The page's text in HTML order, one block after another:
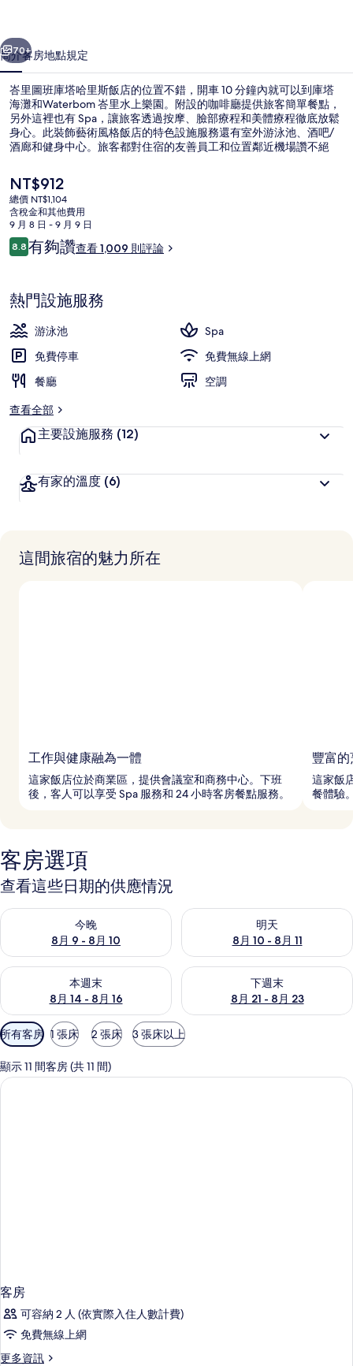
里
斯
飯
店
的
相
片
集
個 下一個
70+
簡介客房地點規定
峇里圖班庫塔哈里斯飯店的位置不錯，開車 10 分鐘內就可以到庫塔
海灘和Waterbom 峇里水上樂園。附設的咖啡廳提供旅客簡單餐點，
另外這裡也有 Spa，讓旅客透過按摩、臉部療程和美體療程徹底放鬆
身心。此裝飾藝術風格飯店的特色設施服務還有室外游泳池、酒吧/
酒廊和健身中心。旅客都對住宿的友善員工和位置鄰近機場讚不絕
目
前
的
價
格
是
NT$912
總價 NT$1,104
含稅金和其他費用
9 月 8 日 - 9 月 9 日
評
論
8.88.8 分，滿分 10 分，
有夠讚查看 1,009 則評論
熱門設施服務
游泳池
Spa
免費停車
免費無線上網
餐廳
空調
查看全部
主要設施服務 (12)
有家的溫度 (6)
這間旅宿的魅力所在
工作與健康融為一體
這家飯店位於商業區，提供會議室和商務中心。下班
後，客人可以享受 Spa 服務和 24 小時客房餐點服務。
豐富
這家飯
餐體驗
客房選項
查看這些日期的供應情況
今晚
8月 9 - 8月 10
查看今晚 (8月 9 - 8月 10) 的供應情況
明天
8月 10 - 8月 11
查看明天 (8月 10 - 8月 11) 的
本週末
8月 14 - 8月 16
查看本週末 (8月 14 - 8月 16) 的供應情況
下週末
8月 21 - 8月 23
查看下週末 (8月 21 - 8月 23)
可
用
的
客
所有客房 1 張床 2 張床 3 張床以上
顯示 11 間客房 (共 11 間)
客房
可容納 2 人 (依實際入住人數計費)
免費無線上網
更多資訊
更